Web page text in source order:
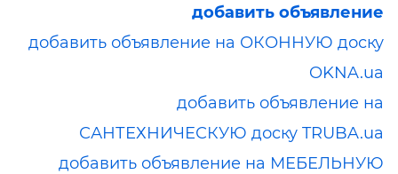
добавить объявление
добавить объявление на ОКОННУЮ доску
OKNA.ua
добавить объявление на
САНТЕХНИЧЕСКУЮ доску TRUBA.ua
добавить объявление на МЕБЕЛЬНУЮ